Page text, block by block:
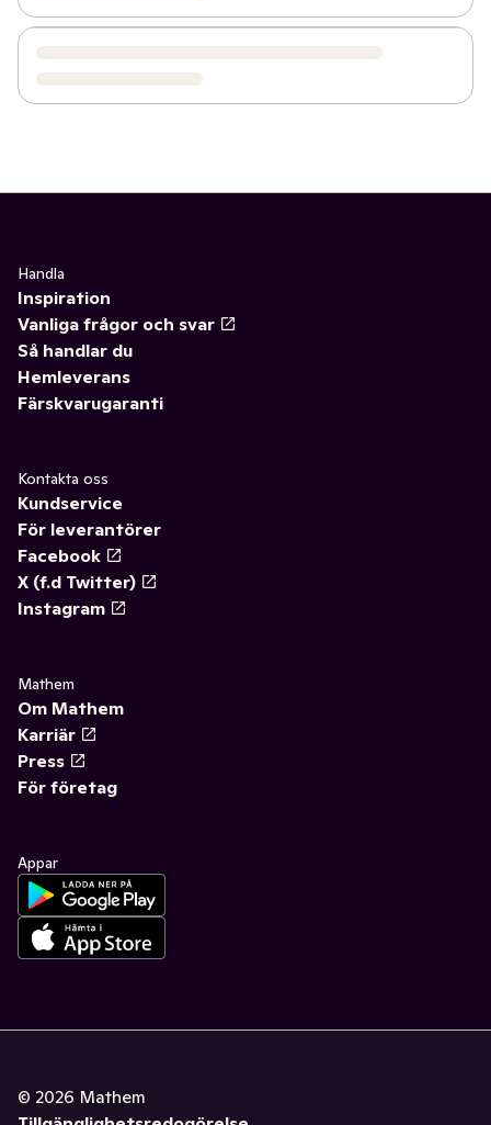
Handla
Inspiration
Vanliga frågor och svar
Så handlar du
Hemleverans
Färskvarugaranti
Kontakta oss
Kundservice
För leverantörer
Facebook
X (f.d Twitter)
Instagram
Mathem
Om Mathem
Karriär
Press
För företag
Appar
© 2026 Mathem